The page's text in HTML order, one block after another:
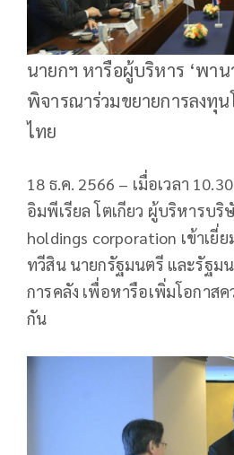
นายกฯ หารือผู้บริหาร ‘พา
พิจารณาร่วมขยายการลงทุน
ไทย
18 ธ.ค. 2566 – เมื่อเวลา
อิมพีเรียล โตเกียว ผู้บริหารบริ
holdings corporation เข้าเยี่
ทวีสิน นายกรัฐมนตรี และรัฐมน
การคลัง เพื่อหารือเพิ่มโอกาส
กัน